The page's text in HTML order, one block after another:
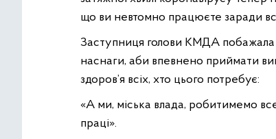
що ви невтомно працюєте заради
Заступниця голови КМДА побажала
наснаги, аби впевнено приймати
здоров’я всіх, хто цього потребує:
«А ми, міська влада, робитимемо
праці».